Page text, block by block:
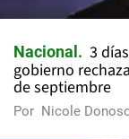
Nacional
3
gobierno
de septiembre
Por Nicole